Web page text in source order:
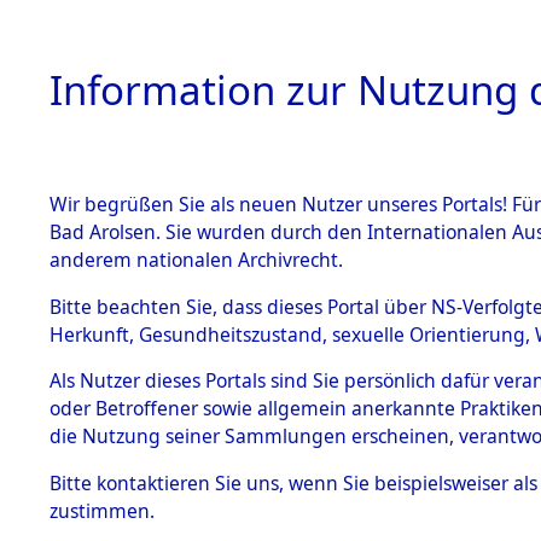
HOME
BESTÄNDE
Inhaftierungsdoku
mente
1.2.9 Beim ITS
verwahrte
1.2.9.1
Effekten aus
0003
Information zur Nutzung
Wir begrüßen Sie als neuen Nutzer unseres Portals!
Bad Arolsen. Sie wurden durch den Internationalen
anderem nationalen Archivrecht.
Bitte beachten Sie, dass dieses Portal über NS-
Herkunft, Gesundheitszustand, sexuelle
Als Nutzer dieses Portals sind Sie persönlich dafür
oder Betroffener sowie allgemein anerkannte
die Nutzung seiner Sammlungen erscheinen,
Bitte kontaktieren Sie uns, wenn Sie beispielsweiser
zustimmen.